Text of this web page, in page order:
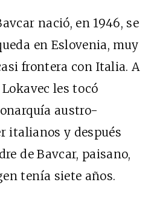
nació, en 1946, se
en Eslovenia, muy
frontera con Italia. A
les tocó
austro-
italianos y después
de Bavcar, paisano,
tenía siete años.